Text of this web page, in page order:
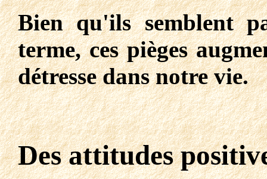
Bien qu'ils semblent
terme, ces pièges
détresse dans notre vie.
Des attitudes